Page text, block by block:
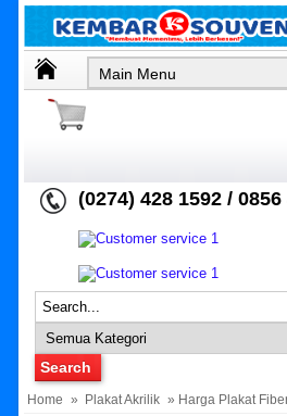
(0274) 428 1592 /
Home » Plakat Akrilik » Harga Plakat